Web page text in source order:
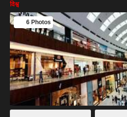
विश्व
6 Photos